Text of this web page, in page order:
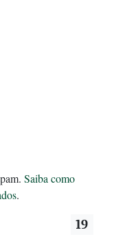
Saiba como
.
19